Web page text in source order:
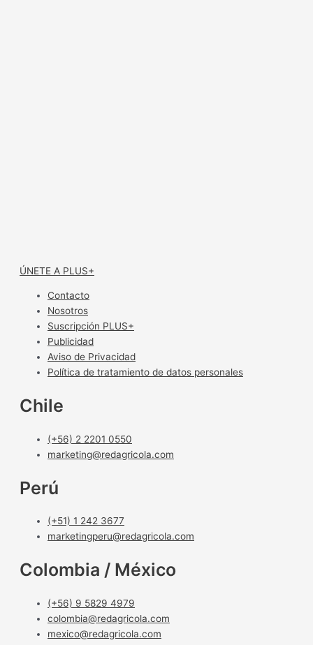
ÚNETE A PLUS+
Contacto
Nosotros
Suscripción PLUS+
Publicidad
Aviso de Privacidad
Política de tratamiento de datos personales
Chile
(+56) 2 2201 0550
marketing@redagricola.com
Perú
(+51) 1 242 3677
marketingperu@redagricola.com
Colombia / México
(+56) 9 5829 4979
colombia@redagricola.com
mexico@redagricola.com